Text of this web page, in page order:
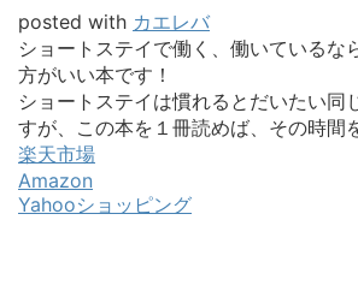
posted with カエレバ
ショートステイで働く、働いているな
方がいい本です！
ショートステイは慣れるとだいたい同
すが、この本を１冊読めば、その時間
楽天市場
Amazon
Yahooショッピング